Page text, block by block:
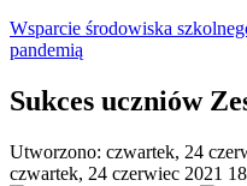
Wsparcie środowiska
pandemią
Sukces uczniów
Utworzono: czwartek, 24
czwartek, 24 czerwiec 2021